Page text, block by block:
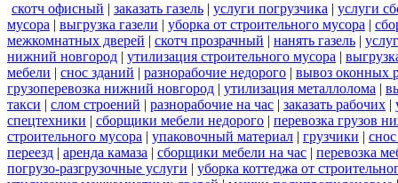
скотч офисный | заказать газель | услуги погрузчика | услуги
мусора | выгрузка газели | уборка от строительного мусора |
межкомнатных дверей | скотч прозрачный | нанять газель |
нижний новгород | утилизация строительного мусора |
мебели | снос зданий | разнорабочие недорого | вывоз оконных
грузоперевозка нижний новгород | утилизация металлолома |
такси | слом строений | разнорабочие на час | заказать рабочих |
спецтехники | сборщики мебели недорого | перевозка грузов
строительного мусора | упаковочный материал | грузчики |
переезд | аренда камаза | сборщики мебели на час | перевозка
погрузо-разгрузочные услуги | уборка коттеджа от